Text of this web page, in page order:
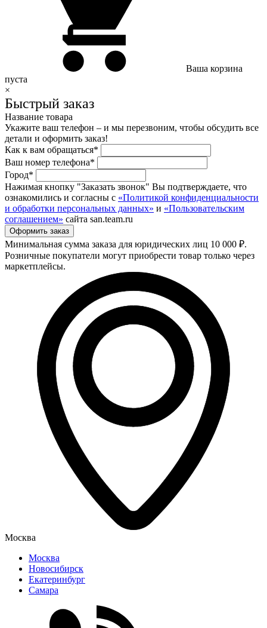
Ваша корзина
пуста
×
Быстрый заказ
Название товара
Укажите ваш телефон – и мы перезвоним, чтобы обсудить все
детали и оформить заказ!
Как к вам обращаться*
Ваш номер телефона*
Город*
Нажимая кнопку "Заказать звонок" Вы подтверждаете, что
ознакомились и согласны с «Политикой конфиденциальности
и обработки персональных данных» и «Пользовательским
соглашением» сайта san.team.ru
Минимальная сумма заказа для юридических лиц 10 000 ₽.
Розничные покупатели могут приобрести товар только через
маркетплейсы.
Москва
Москва
Новосибирск
Екатеринбург
Самара